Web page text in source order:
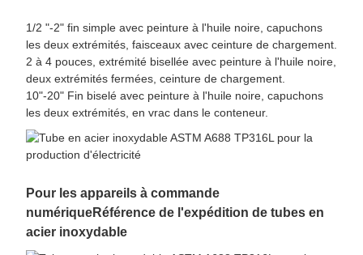
1/2 "-2" fin simple avec peinture à l'huile noire, capuchons
les deux extrémités, faisceaux avec ceinture de chargement.
2 à 4 pouces, extrémité bisellée avec peinture à l'huile noire,
deux extrémités fermées, ceinture de chargement.
10"-20" Fin biselé avec peinture à l'huile noire, capuchons
les deux extrémités, en vrac dans le conteneur.
Pour les appareils à commande
numériqueRéférence de l'expédition de tubes en
acier inoxydable